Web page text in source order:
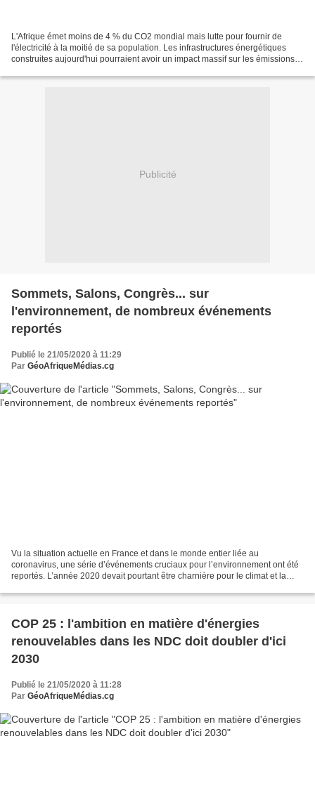
L'Afrique émet moins de 4 % du CO2 mondial mais lutte pour fournir de
l'électricité à la moitié de sa population. Les infrastructures énergétiques
construites aujourd'hui pourraient avoir un impact massif sur les émissions et
Publicité
Sommets, Salons, Congrès... sur
l'environnement, de nombreux événements
reportés
Publié le 21/05/2020 à 11:29
Par GéoAfriqueMédias.cg
Vu la situation actuelle en France et dans le monde entier liée au
coronavirus, une série d’événements cruciaux pour l’environnement ont été
reportés. L’année 2020 devait pourtant être charnière pour le climat et la
COP 25 : l'ambition en matière d'énergies
renouvelables dans les NDC doit doubler d'ici
2030
Publié le 21/05/2020 à 11:28
Par GéoAfriqueMédias.cg